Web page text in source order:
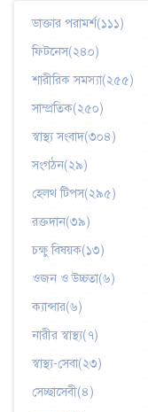
ডাক্তার পরামর্শ(১১১)
ফিটনেস(২৪০)
শারীরিক সমস্যা(২৫৫)
সাম্প্রতিক(২৫০)
স্বাস্থ্য সংবাদ(৩০৪)
সংগঠন(২৯)
হেলথ টিপস(২৯৫)
রক্তদান(৩৯)
চক্ষু বিষয়ক(১৩)
ওজন ও উচ্চতা(৬)
ক্যান্সার(৬)
নারীর স্বাস্থ্য(৭)
স্বাস্থ্য-সেবা(২৩)
সেচ্ছাসেবী(৪)